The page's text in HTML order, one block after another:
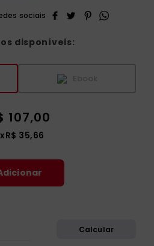
disponíveis:
107,00
xR$ 35,66